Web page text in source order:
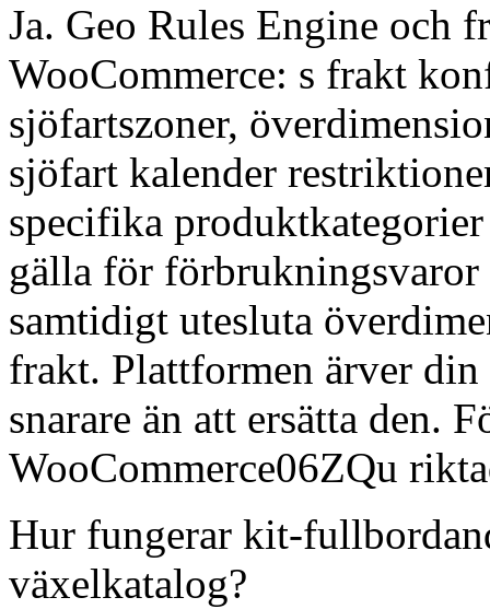
Ja. Geo Rules Engine och
WooCommerce: s frakt
sjöfartszoner,
sjöfart kalender
specifika
gälla för förbrukningsvaror
samtidigt utesluta
frakt. Plattformen ärver
snarare än att ersätta den.
WooCommerce06ZQu
Hur fungerar kit-
växelkatalog?